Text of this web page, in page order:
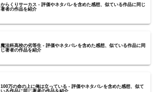
からくりサーカス - 評価やネタバレを含めた感想、似ている作品に同じ
著者の作品を紹介
魔法科高校の劣等生 - 評価やネタバレを含めた感想、似ている作品に同
じ著者の作品を紹介
100万の命の上に俺は立っている - 評価やネタバレを含めた感想、似て
いる作品に同じ著者の作品を紹介